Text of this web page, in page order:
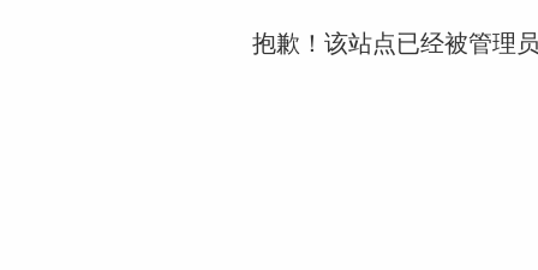
抱歉！该站点已经被管理